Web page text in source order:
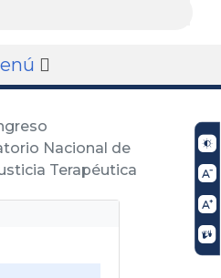
Nacional de
Terapéutica